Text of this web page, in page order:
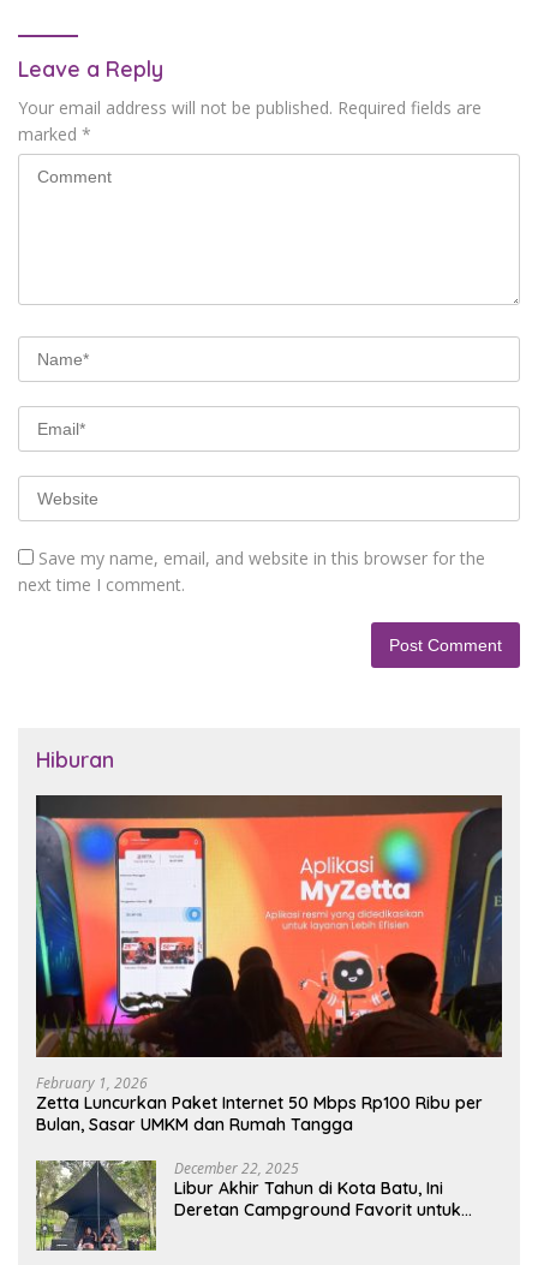
Leave a Reply
Your email address will not be published. Required fields are
marked *
Save my name, email, and website in this browser for the
next time I comment.
Hiburan
February 1, 2026
Zetta Luncurkan Paket Internet 50 Mbps Rp100 Ribu per
Bulan, Sasar UMKM dan Rumah Tangga
December 22, 2025
Libur Akhir Tahun di Kota Batu, Ini
Deretan Campground Favorit untuk